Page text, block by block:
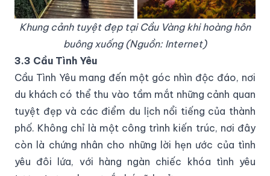
Khung cảnh tuyệt đẹp tại Cầu Vàng khi hoàng hôn
buông xuống (Nguồn: Internet)
3.3 Cầu Tình Yêu
Cầu Tình Yêu mang đến một góc nhìn độc đáo, nơi
du khách có thể thu vào tầm mắt những cảnh quan
tuyệt đẹp và các điểm du lịch nổi tiếng của thành
phố. Không chỉ là một công trình kiến trúc, nơi đây
còn là chứng nhân cho những lời hẹn ước của tình
yêu đôi lứa, với hàng ngàn chiếc khóa tình yêu